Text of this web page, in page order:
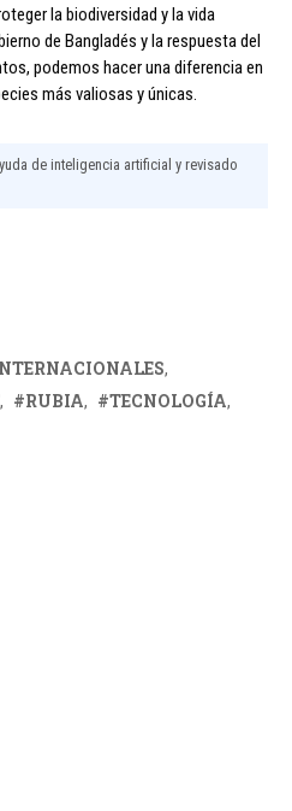
la biodiversidad y la vida
de Bangladés y la respuesta del
podemos hacer una diferencia en
más valiosas y únicas.
de inteligencia artificial y revisado
RUBIA
TECNOLOGÍA